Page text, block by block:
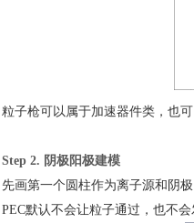
粒子枪可以属于加速器件类，也
Step 2. 阴极阳极建模
先画第一个圆柱作为离子源和阴
PEC默认不会让粒子通过，也不